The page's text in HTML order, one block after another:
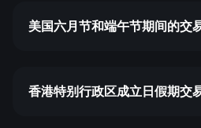
美国六月节和端午节期间的交
香港特别行政区成立日假期交